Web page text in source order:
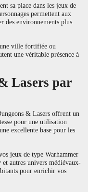
sa place dans les jeux de
permettent aux
des environnements plus
ville fortifiée ou
une véritable présence à
Lasers par
& Lasers offrent un
pour une utilisation
excellente base pour les
jeux de type Warhammer
autres univers médiévaux-
pour enrichir vos